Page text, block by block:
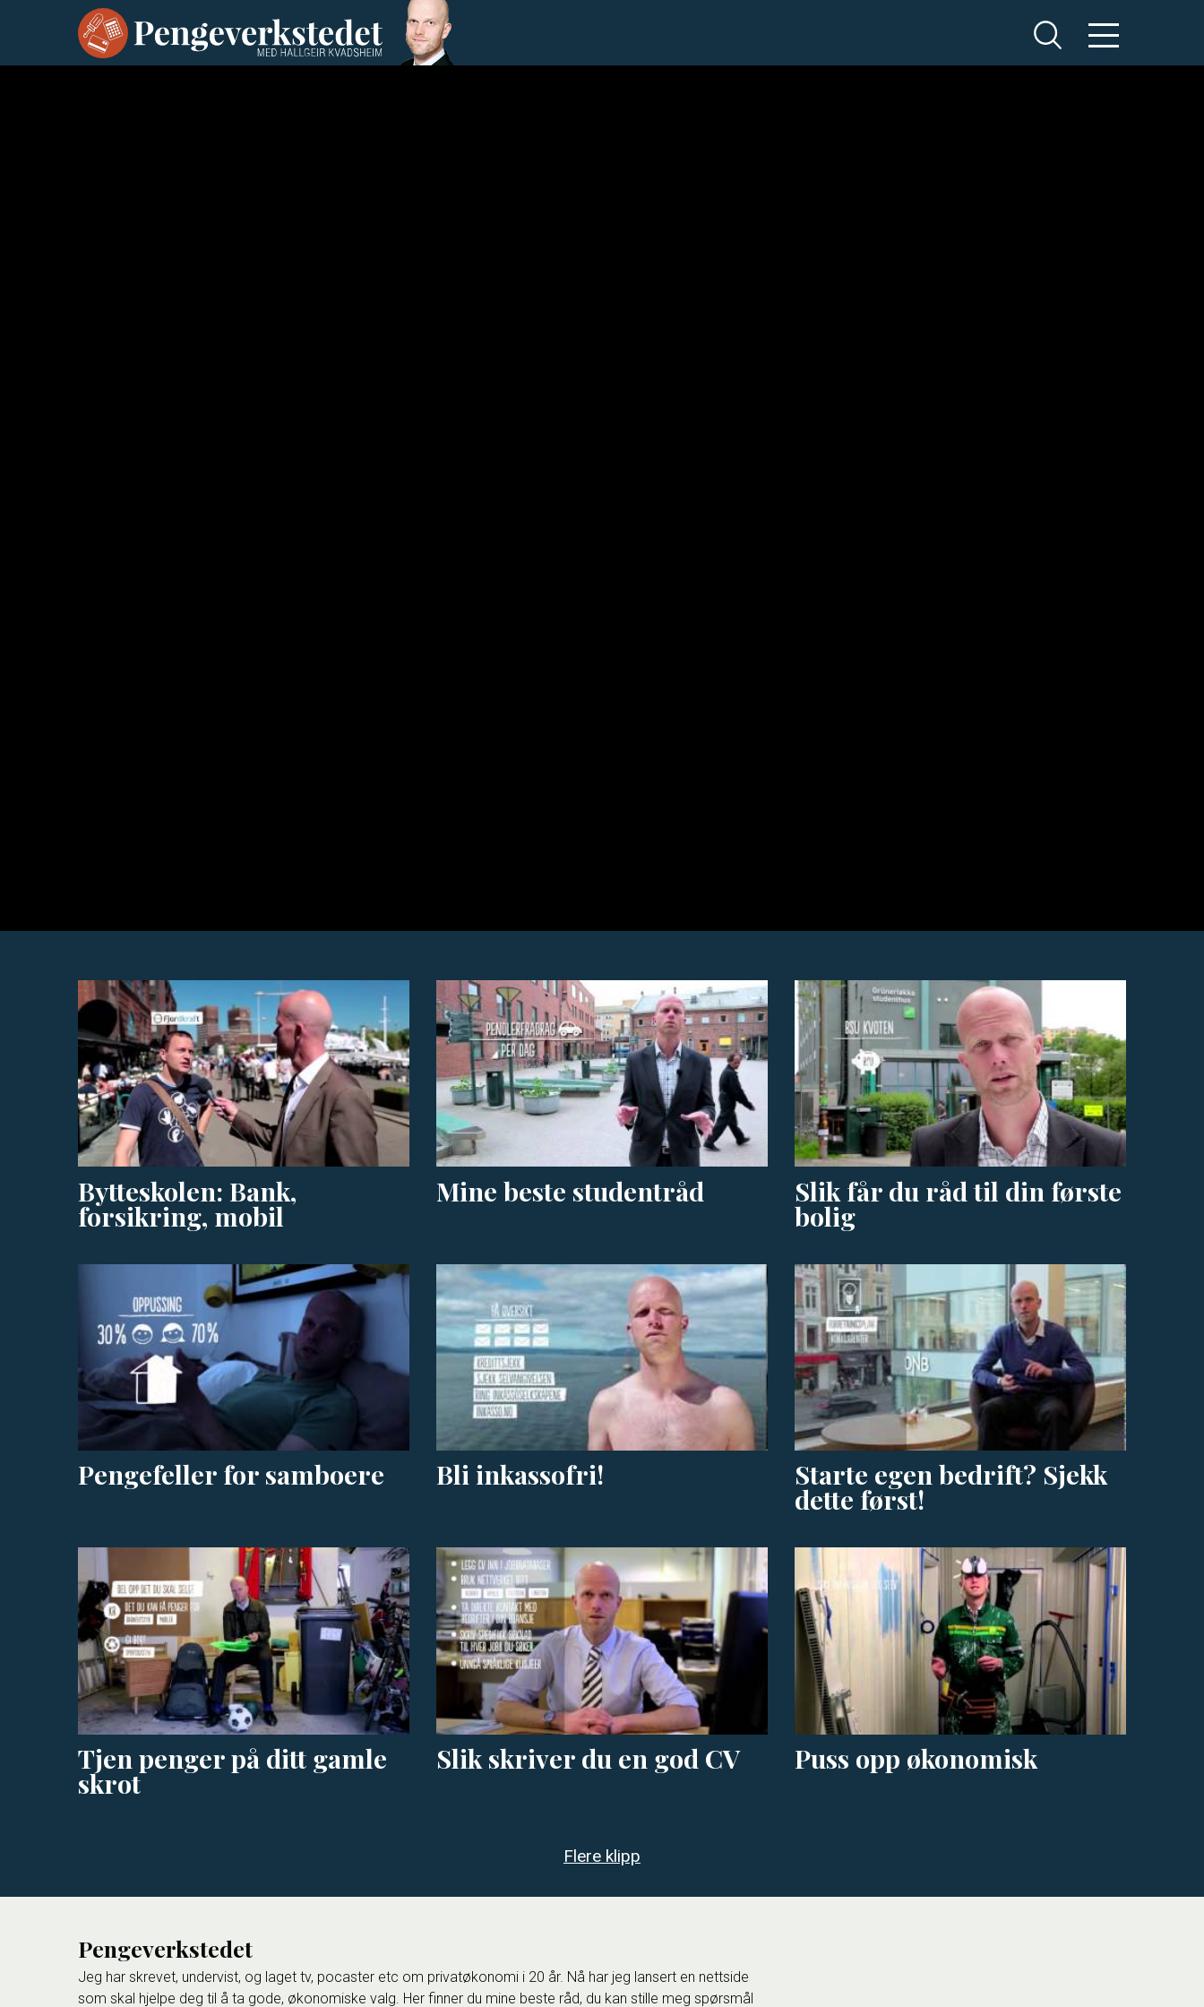
Bytteskolen: Bank,
forsikring, mobil
Mine beste studentråd Slik får du råd til din første
bolig
Pengefeller for samboere Bli inkassofri! Starte egen bedrift? Sjekk
dette først!
Tjen penger på ditt gamle
skrot
Slik skriver du en god CV Puss opp økonomisk
Flere klipp
Pengeverkstedet
Jeg har skrevet, undervist, og laget tv, pocaster etc om privatøkonomi i 20 år. Nå har jeg lansert en nettside
som skal hjelpe deg til å ta gode, økonomiske valg. Her finner du mine beste råd, du kan stille meg spørsmål